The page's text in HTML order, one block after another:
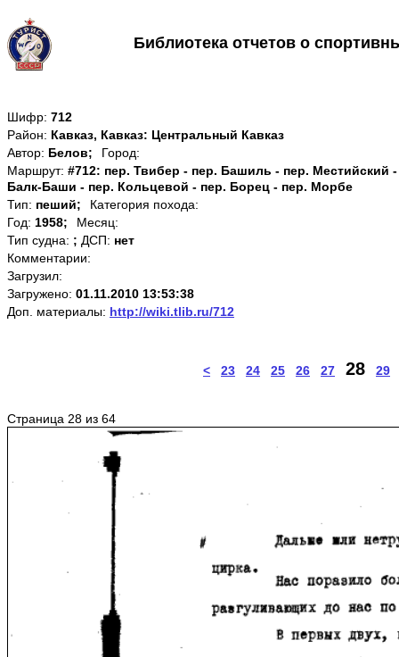
Библиотека отчетов о
Шифр: 712
Район: Кавказ, Кавказ: Центральный Кавказ
Автор: Белов;
Город:
Маршрут: #712: пер. Твибер - пер. Башиль - пер. Местийский
Балк-Баши - пер. Кольцевой - пер. Борец - пер. Морбе
Тип: пеший;
Категория похода:
Год: 1958;
Месяц:
Тип судна: ; ДСП: нет
Комментарии:
Загрузил:
Загружено: 01.11.2010 13:53:38
Доп. материалы: http://wiki.tlib.ru/712
< 23 24 25 26 27 28 29
Страница 28 из 64